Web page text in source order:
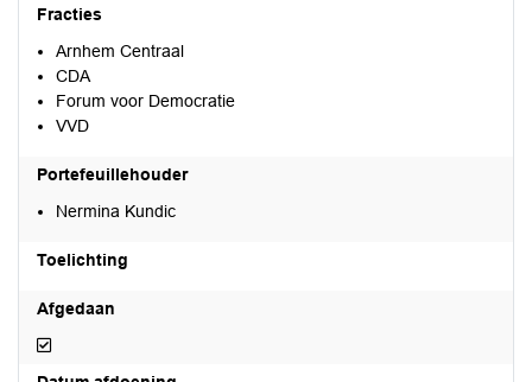
Fracties
Arnhem Centraal
CDA
Forum voor Democratie
VVD
Portefeuillehouder
Nermina Kundic
Toelichting
Afgedaan
Afgedaan